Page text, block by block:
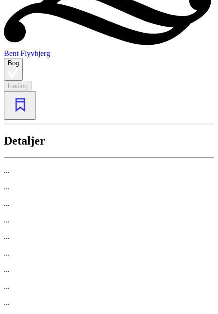
Bent Flyvbjerg
Bog
loading
Detaljer
...
...
...
...
...
...
...
...
...